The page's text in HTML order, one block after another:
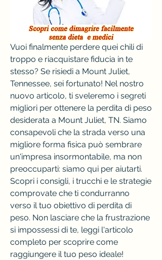
Vuoi finalmente perdere quei chili di
troppo e riacquistare fiducia in te
stesso? Se risiedi a Mount Juliet,
Tennessee, sei fortunato! Nel nostro
nuovo articolo, ti sveleremo i segreti
migliori per ottenere la perdita di peso
desiderata a Mount Juliet, TN. Siamo
consapevoli che la strada verso una
migliore forma fisica può sembrare
un'impresa insormontabile, ma non
preoccuparti: siamo qui per aiutarti.
Scopri i consigli, i trucchi e le strategie
comprovate che ti condurranno
verso il tuo obiettivo di perdita di
peso. Non lasciare che la frustrazione
si impossessi di te, leggi l'articolo
completo per scoprire come
raggiungere il tuo peso ideale!